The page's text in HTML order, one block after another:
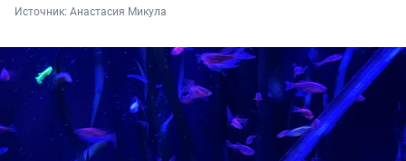
Источник: Анастасия Микула